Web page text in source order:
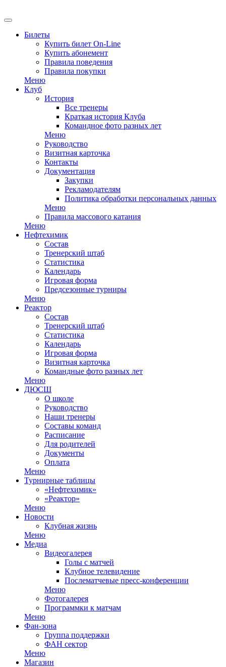
Билеты
Купить билет On-Line
Купить абонемент
Правила поведения
Правила покупки
Меню
Клуб
История
Все тренеры
Краткая история Клуба
Командное фото разных лет
Меню
Руководство
Визитная карточка
Контакты
Документация
Закупки
Рекламодателям
Политика обработки персональных данных
Меню
Правила массового катания
Меню
Нефтехимик
Состав
Тренерский штаб
Статистика
Календарь
Игровая форма
Предсезонные турниры
Меню
Реактор
Состав
Тренерский штаб
Статистика
Календарь
Игровая форма
Визитная карточка
Командные фото разных лет
Меню
ДЮСШ
О школе
Руководство
Наши тренеры
Составы команд
Расписание
Для родителей
Документы
Оплата
Меню
Турнирные таблицы
«Нефтехимик»
«Реактор»
Меню
Новости
Клубная жизнь
Меню
Медиа
Видеогалерея
Голы с матчей
Клубное телевидение
Послематчевые пресс-конференции
Меню
Фотогалерея
Программки к матчам
Меню
Фан-зона
Группа поддержки
ФАН сектор
Меню
Магазин